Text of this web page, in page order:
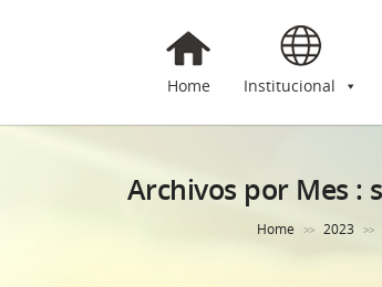
Home Institucional
Archivos por Mes :
Home >> 2023 >>